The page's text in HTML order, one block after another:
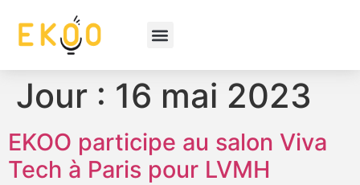
Jour : 16 mai 2023
EKOO participe au salon Viva
Tech à Paris pour LVMH